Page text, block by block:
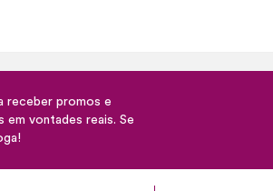
receber promos e
em vontades reais. Se